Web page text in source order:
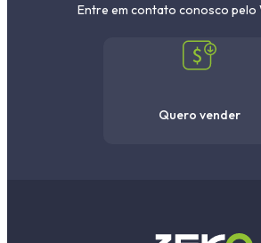
Entre em contato conosco pelo
Quero vender